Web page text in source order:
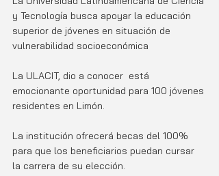
y Tecnología busca apoyar la educación
superior de jóvenes en situación de
vulnerabilidad socioeconómica
La ULACIT, dio a conocer  está
emocionante oportunidad para 100 jóvenes
residentes en Limón.
La institución ofrecerá becas del 100%
para que los beneficiarios puedan cursar
la carrera de su elección.